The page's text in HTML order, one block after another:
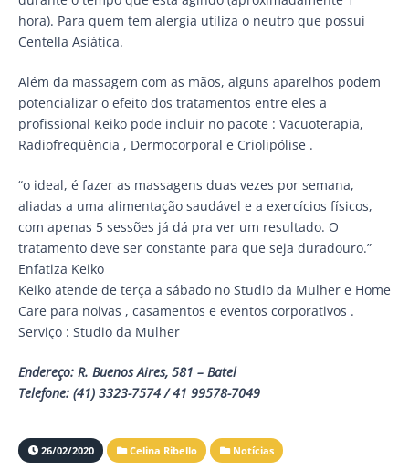
hora). Para quem tem alergia utiliza o neutro que possui
Centella Asiática.
Além da massagem com as mãos, alguns aparelhos podem
potencializar o efeito dos tratamentos entre eles a
profissional Keiko pode incluir no pacote : Vacuoterapia,
Radiofreqüência , Dermocorporal e Criolipólise .
“o ideal, é fazer as massagens duas vezes por semana,
aliadas a uma alimentação saudável e a exercícios físicos,
com apenas 5 sessões já dá pra ver um resultado. O
tratamento deve ser constante para que seja duradouro.”
Enfatiza Keiko
Keiko atende de terça a sábado no Studio da Mulher e Home
Care para noivas , casamentos e eventos corporativos .
Serviço : Studio da Mulher
Endereço: R. Buenos Aires, 581 – Batel
Telefone: (41) 3323-7574 / 41 99578-7049
26/02/2020 Celina Ribello Notícias